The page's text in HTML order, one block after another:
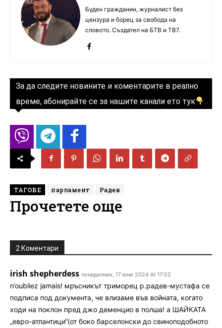
Буден гражданин, журналист без
цензура и борец за свобода на
словото. Създател на БТВ и ТВ7.
За да следите новините и коментарите в реално
време, абонирайте се за нашите канали ето тук
ТАГОВЕ парламент Радев
Прочетете още
2 Коментари
irish shepherdess понеделник, 17 юни 2024 At 17:52
n’oubliez jamais! мръсникът триморец р.радев-мустафа се
подписа под документа, че влизаме във войната, когато
ходи на поклон пред джо деменцио в полша! а ШАЙКАТА
„евро-атлантици“(от боко барселонски до свиноподобното